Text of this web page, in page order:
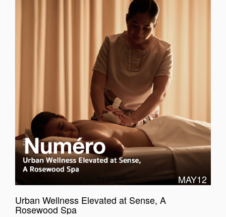
MAY12
Urban Wellness Elevated at Sense, A
Rosewood Spa